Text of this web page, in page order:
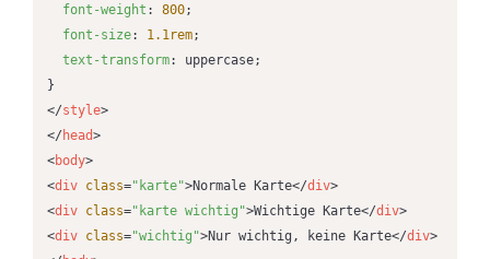
font-weight : 800;
font-size: 1.1rem;
text-transform: uppercase;
</style>
</ head>
<body>
<div class="karte">Normale Karte</div>
<div class="karte wichtig">Wichtige Karte</div>
<div class="wichtig">Nur wichtig, keine Karte</div>